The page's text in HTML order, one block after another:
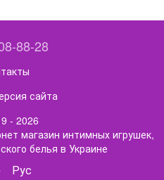
88-28
сайта
- 2026
магазин интимных игрушек,
белья в Украине
Рус